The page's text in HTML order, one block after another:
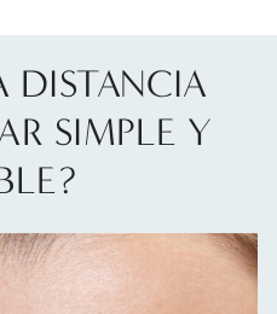
DISTANCIA
SIMPLE Y